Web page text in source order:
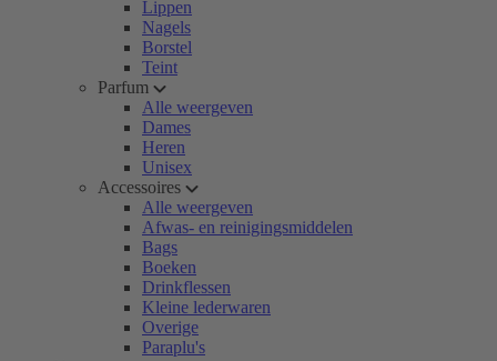
Lippen
Nagels
Borstel
Teint
Parfum
Alle weergeven
Dames
Heren
Unisex
Accessoires
Alle weergeven
Afwas- en reinigingsmiddelen
Bags
Boeken
Drinkflessen
Kleine lederwaren
Overige
Paraplu's